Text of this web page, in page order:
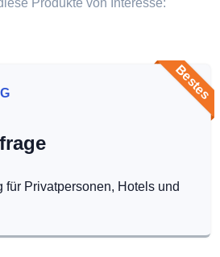
Produkte von Interesse:
Bestes
für Privatpersonen, Hotels und